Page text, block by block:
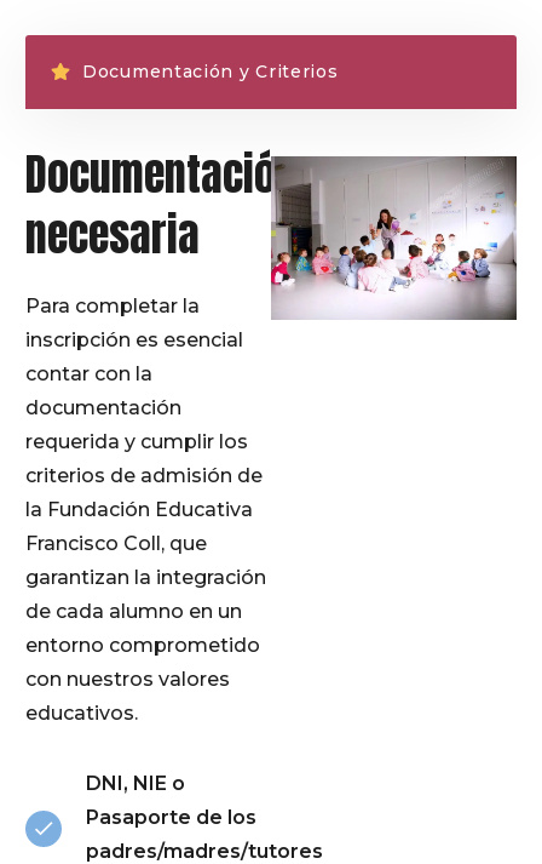
Documentación y Criterios
Documentación
necesaria
Para completar la
inscripción es esencial
contar con la
documentación
requerida y cumplir los
criterios de admisión de
la Fundación Educativa
Francisco Coll, que
garantizan la integración
de cada alumno en un
entorno comprometido
con nuestros valores
educativos.
DNI, NIE o
Pasaporte de los
padres/madres/tutores